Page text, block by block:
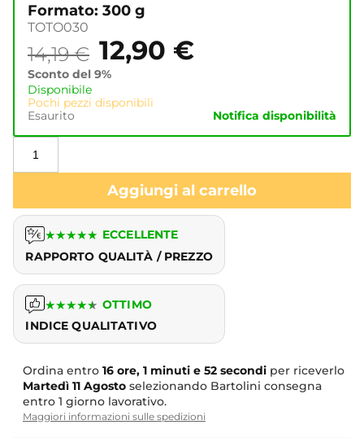
Formato: 300 g
TOTO030
14,19€ 12,90 €
Sconto del 9%
Disponibile
Pochi pezzi disponibili
Esaurito
Notifica disponibilità
Aggiungi al carrello
★★★★★ ECCELLENTE
RAPPORTO QUALITÀ / PREZZO
★★★★★ OTTIMO
INDICE QUALITATIVO
Ordina entro 16 ore, 1 minuti e 52 secondi per riceverlo
Martedì 11 Agosto selezionando Bartolini consegna
entro 1 giorno lavorativo.
Maggiori informazioni sulle spedizioni